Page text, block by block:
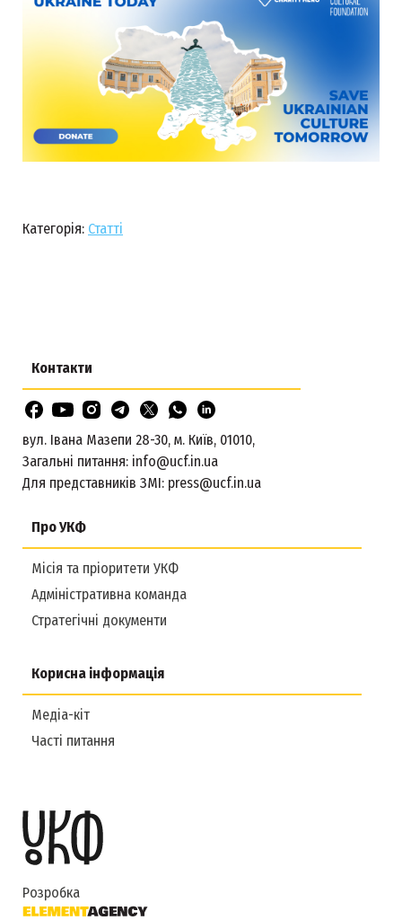
Категорія: Статті
Розробка
Про УКФ
Місія та пріоритети УКФ
Адміністративна команда
Стратегічні документи
Корисна інформація
Медіа-кіт
Часті питання
Контакти
вул. Івана Мазепи 28-30, м. Київ, 01010,
Загальні питання: info@ucf.in.ua
Для представників ЗМІ: press@ucf.in.ua